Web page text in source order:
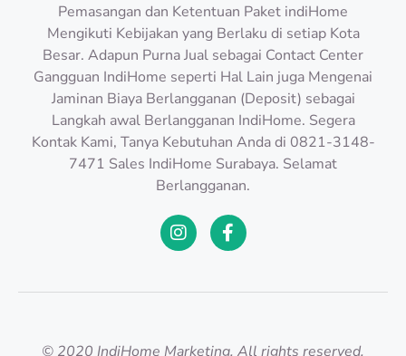
Pemasangan dan Ketentuan Paket indiHome
Mengikuti Kebijakan yang Berlaku di setiap Kota
Besar. Adapun Purna Jual sebagai Contact Center
Gangguan IndiHome seperti Hal Lain juga Mengenai
Jaminan Biaya Berlangganan (Deposit) sebagai
Langkah awal Berlangganan IndiHome. Segera
Kontak Kami, Tanya Kebutuhan Anda di 0821-3148-
7471 Sales IndiHome Surabaya. Selamat
Berlangganan.
© 2020 IndiHome Marketing. All rights reserved.